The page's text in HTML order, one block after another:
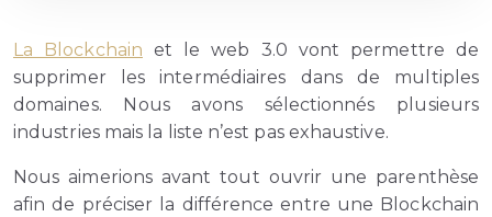
La Blockchain et le web 3.0 vont permettre de
supprimer les intermédiaires dans de multiples
domaines. Nous avons sélectionnés plusieurs
industries mais la liste n’est pas exhaustive.
Nous aimerions avant tout ouvrir une parenthèse
afin de préciser la différence entre une Blockchain